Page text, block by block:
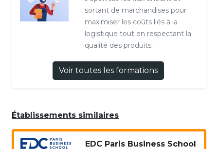
sortant de marchandises pour
maximiser les coûts liés à la
logistique tout en respectant la
qualité des produits.
Voir toutes les formations
Établissements similaires
EDC Paris Business School